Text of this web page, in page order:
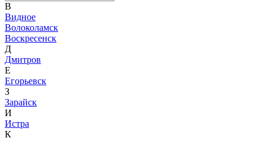
В
Видное
Волоколамск
Воскресенск
Д
Дмитров
Е
Егорьевск
З
Зарайск
И
Истра
К